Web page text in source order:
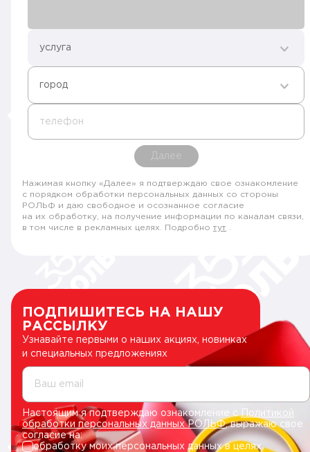
услуга
город
телефон
Далее
Нажимая кнопку «Далее» я подтверждаю свое ознакомление
с порядком обработки персональных данных со стороны
РОЛЬФ и даю свободное и осознанное согласие
на их обработку, на получение информации по каналам связи,
в том числе в рекламных целях. Подробно тут
ПОДПИШИТЕСЬ НА НАШУ
РАССЫЛКУ
Узнавайте первыми о наших акциях, новинках
и специальных предложениях
Ваш email
Настоящим я подтверждаю ознакомление сПолитикой
обработки персональных данных РОЛЬФ, выражаю свое
согласие на:
обработку моих персональных данных в целях